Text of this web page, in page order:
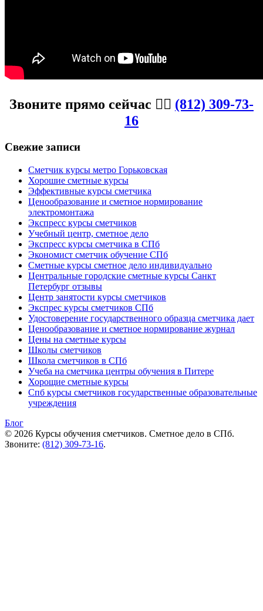
Звоните прямо сейчас 👉🏼 (812) 309-73-
16
Свежие записи
Сметчик курсы метро Горьковская
Хорошие сметные курсы
Эффективные курсы сметчика
Ценообразование и сметное нормирование
электромонтажа
Экспресс курсы сметчиков
Учебный центр, сметное дело
Экспресс курсы сметчика в СПб
Экономист сметчик обучение СПб
Сметные курсы сметное дело индивидуально
Центральные городские сметные курсы Санкт
Петербург отзывы
Центр занятости курсы сметчиков
Экспрес курсы сметчиков СПб
Удостоверение государственного образца сметчика дает
Ценообразование и сметное нормирование журнал
Цены на сметные курсы
Школы сметчиков
Школа сметчиков в СПб
Учеба на сметчика центры обучения в Питере
Хорощие сметные курсы
Спб курсы сметчиков государственные образовательные
учреждения
Блог
© 2026 Курсы обучения сметчиков. Сметное дело в СПб.
Звоните: (812) 309-73-16.